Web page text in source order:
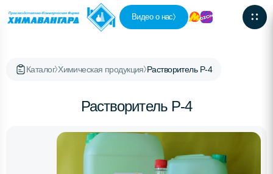
Видео о нас
Каталог Химическая продукция Растворитель Р-4
Растворитель Р-4